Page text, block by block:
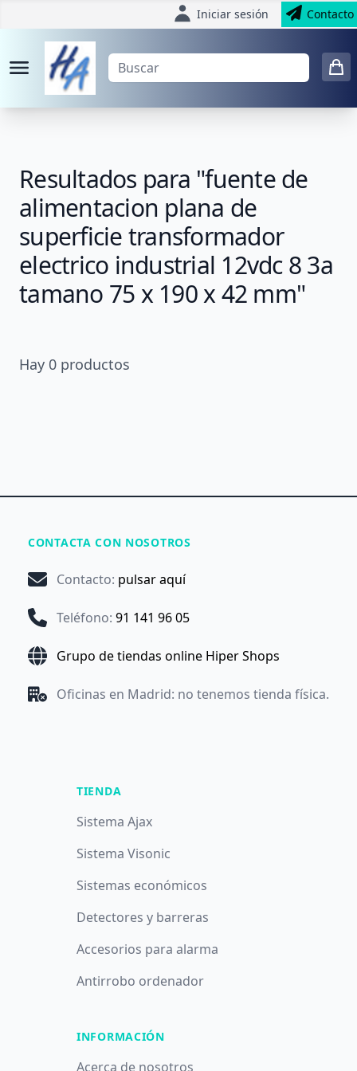
Iniciar sesión Contacto
Resultados para "fuente de
alimentacion plana de
superficie transformador
electrico industrial 12vdc 8 3a
tamano 75 x 190 x 42 mm"
Hay 0 productos
CONTACTA CON NOSOTROS
Contacto: pulsar aquí
Teléfono: 91 141 96 05
Grupo de tiendas online Hiper Shops
Oficinas en Madrid: no tenemos tienda física.
TIENDA
Sistema Ajax
Sistema Visonic
Sistemas económicos
Detectores y barreras
Accesorios para alarma
Antirrobo ordenador
INFORMACIÓN
Acerca de nosotros